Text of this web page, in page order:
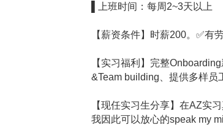
▌上班时间：每周2~3天以上
【薪资条件】时薪200。✅有
【实习福利】完整
&Team building、提供多样
【现任实习生分享】在AZ实
我因此可以放心的speak my